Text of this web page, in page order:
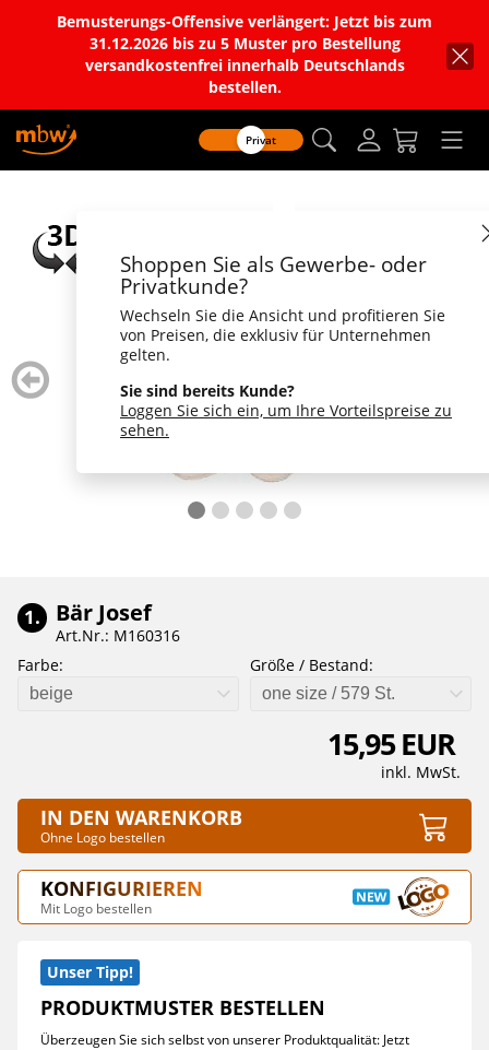
Bemusterungs-Offensive verlängert: Jetzt bis zum
31.12.2026 bis zu 5 Muster pro Bestellung
versandkostenfrei innerhalb Deutschlands
bestellen.
Privat
Shoppen Sie als Gewerbe- oder
Privatkunde?
Wechseln Sie die Ansicht und profitieren Sie
von Preisen, die exklusiv für Unternehmen
gelten.
Sie sind bereits Kunde?
Loggen Sie sich ein, um Ihre Vorteilspreise zu
sehen.
zurück
blättern
1. Bär Josef
Art.Nr.: M160316
Farbe:
beige
Größe / Bestand:
one size / 579 St.
15,95 EUR
inkl. MwSt.
IN DEN WARENKORB
Ohne Logo bestellen
KONFIGURIEREN
Mit Logo bestellen
Unser Tipp!
PRODUKTMUSTER BESTELLEN
Überzeugen Sie sich selbst von unserer Produktqualität: Jetzt